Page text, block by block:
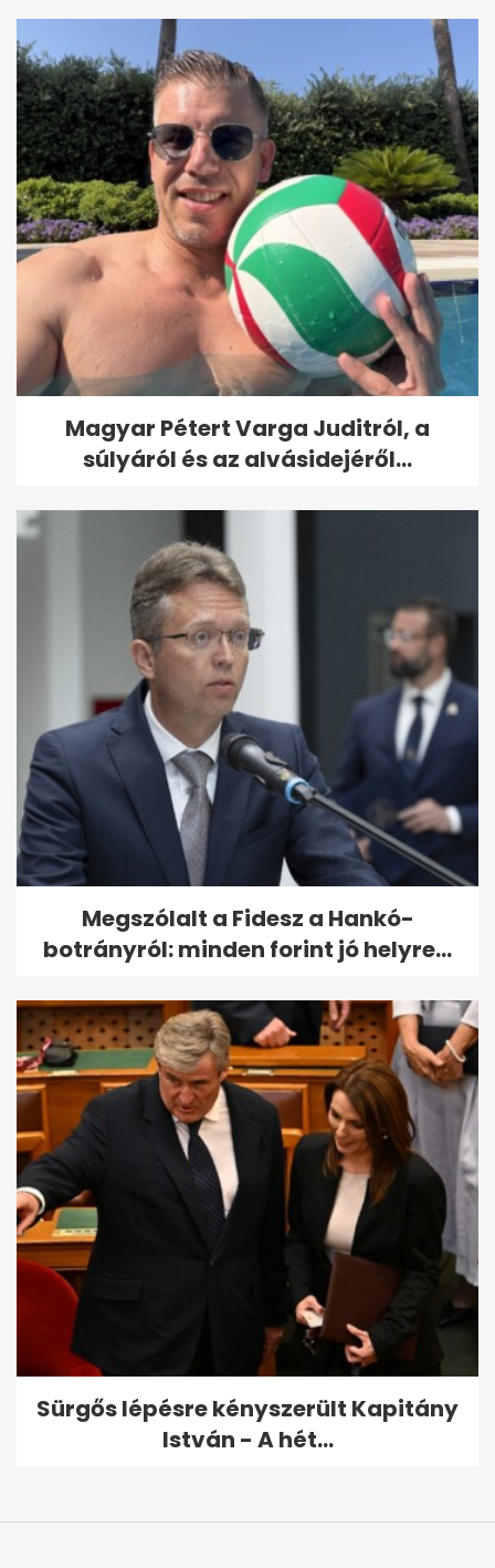
Magyar Pétert Varga Juditról, a
súlyáról és az alvásidejéről...
Megszólalt a Fidesz a Hankó-
botrányról: minden forint jó helyre...
Sürgős lépésre kényszerült Kapitány
István - A hét...